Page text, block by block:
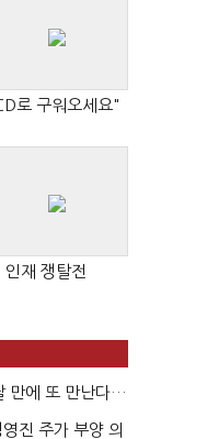
로 구워오세요"
인재 쟁탈전
만에 또 만난다…
진 주가 부양 의